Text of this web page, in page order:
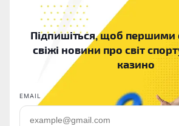
Підпишіться, щоб першими
свіжі новини про світ
казино
EMAIL